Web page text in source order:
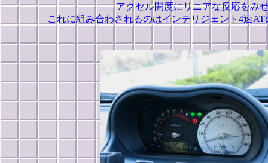
アクセル開度にリニアな反応をみ
これに組み合わされるのはインテリジェント4速